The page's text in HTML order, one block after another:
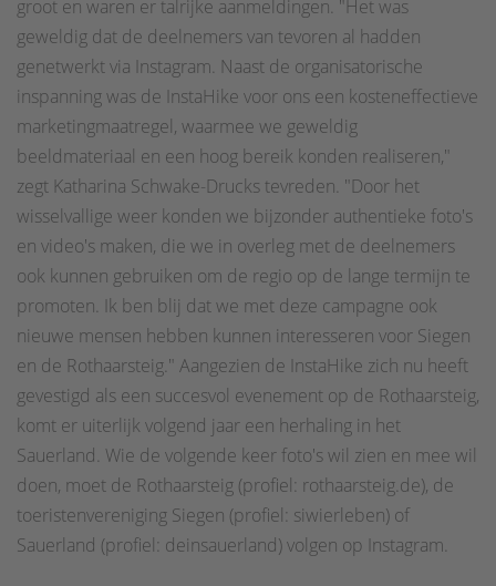
groot en waren er talrijke aanmeldingen. "Het was
geweldig dat de deelnemers van tevoren al hadden
genetwerkt via Instagram. Naast de organisatorische
inspanning was de InstaHike voor ons een kosteneffectieve
marketingmaatregel, waarmee we geweldig
beeldmateriaal en een hoog bereik konden realiseren,"
zegt Katharina Schwake-Drucks tevreden. "Door het
wisselvallige weer konden we bijzonder authentieke foto's
en video's maken, die we in overleg met de deelnemers
ook kunnen gebruiken om de regio op de lange termijn te
promoten. Ik ben blij dat we met deze campagne ook
nieuwe mensen hebben kunnen interesseren voor Siegen
en de Rothaarsteig." Aangezien de InstaHike zich nu heeft
gevestigd als een succesvol evenement op de Rothaarsteig,
komt er uiterlijk volgend jaar een herhaling in het
Sauerland. Wie de volgende keer foto's wil zien en mee wil
doen, moet de Rothaarsteig (profiel: rothaarsteig.de), de
toeristenvereniging Siegen (profiel: siwierleben) of
Sauerland (profiel: deinsauerland) volgen op Instagram.